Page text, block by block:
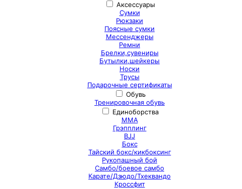
Аксессуары
Сумки
Рюкзаки
Поясные сумки
Мессенджеры
Ремни
Брелки,сувениры
Бутылки,шейкеры
Носки
Трусы
Подарочные сертификаты
Обувь
Тренировочная обувь
Единоборства
ММА
Грэпплинг
BJJ
Бокс
Тайский бокс/кикбоксинг
Рукопашный бой
Самбо/боевое самбо
Карате/Дзюдо/Тхеквандо
Кроссфит